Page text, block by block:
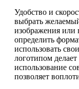
Удобство и
выбрать
изображения или
определить
использовать
логотипом
использование
позволяет